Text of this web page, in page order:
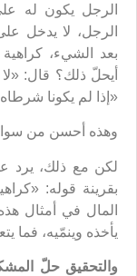
الرجل يكون له
الرجل، لا يدخل
بعد الشيء،
أيحلّ ذلك؟ قال:
«إذا لم يكونا
وهذه أحسن من
لكن مع ذلك، يرد
بقرينة قوله:
المال في أمثال
يأخذه وينمّيه، فما
والتحقيق حلّ